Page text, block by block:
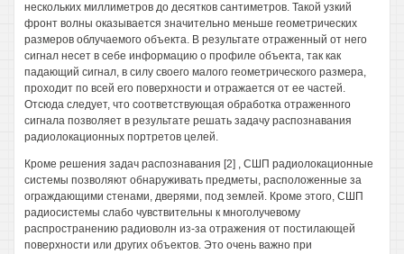
нескольких миллиметров до десятков сантиметров. Такой узкий
фронт волны оказывается значительно меньше геометрических
размеров облучаемого объекта. В результате отраженный от него
сигнал несет в себе информацию о профиле объекта, так как
падающий сигнал, в силу своего малого геометрического размера,
проходит по всей его поверхности и отражается от ее частей.
Отсюда следует, что соответствующая обработка отраженного
сигнала позволяет в результате решать задачу распознавания
радиолокационных портретов целей.
Кроме решения задач распознавания [2] , СШП радиолокационные
системы позволяют обнаруживать предметы, расположенные за
ограждающими стенами, дверями, под землей. Кроме этого, СШП
радиосистемы слабо чувствительны к многолучевому
распространению радиоволн из-за отражения от постилающей
поверхности или других объектов. Это очень важно при